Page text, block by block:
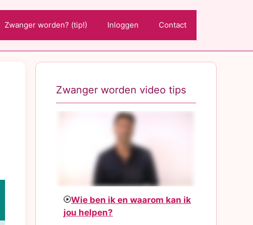
Zwanger worden? (tip!) Inloggen Contact
Zwanger worden video tips
Wie ben ik en waarom kan ik
jou helpen?